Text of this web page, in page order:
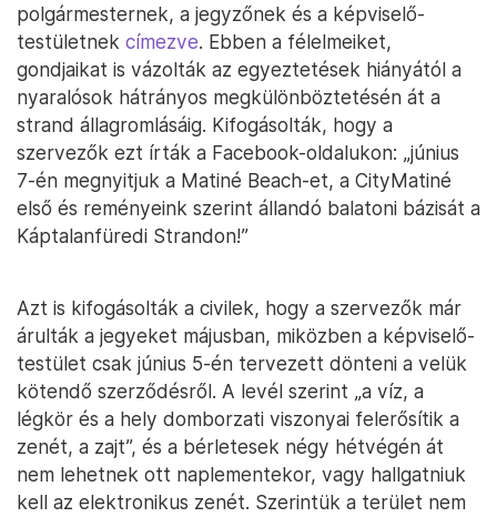
polgármesternek, a jegyzőnek és a képviselő-
testületnek címezve. Ebben a félelmeiket,
gondjaikat is vázolták az egyeztetések hiányától a
nyaralósok hátrányos megkülönböztetésén át a
strand állagromlásáig. Kifogásolták, hogy a
szervezők ezt írták a Facebook-oldalukon: „június
7-én megnyitjuk a Matiné Beach-et, a CityMatiné
első és reményeink szerint állandó balatoni bázisát a
Káptalanfüredi Strandon!”
Azt is kifogásolták a civilek, hogy a szervezők már
árulták a jegyeket májusban, miközben a képviselő-
testület csak június 5-én tervezett dönteni a velük
kötendő szerződésről. A levél szerint „a víz, a
légkör és a hely domborzati viszonyai felerősítik a
zenét, a zajt”, és a bérletesek négy hétvégén át
nem lehetnek ott naplementekor, vagy hallgatniuk
kell az elektronikus zenét. Szerintük a terület nem